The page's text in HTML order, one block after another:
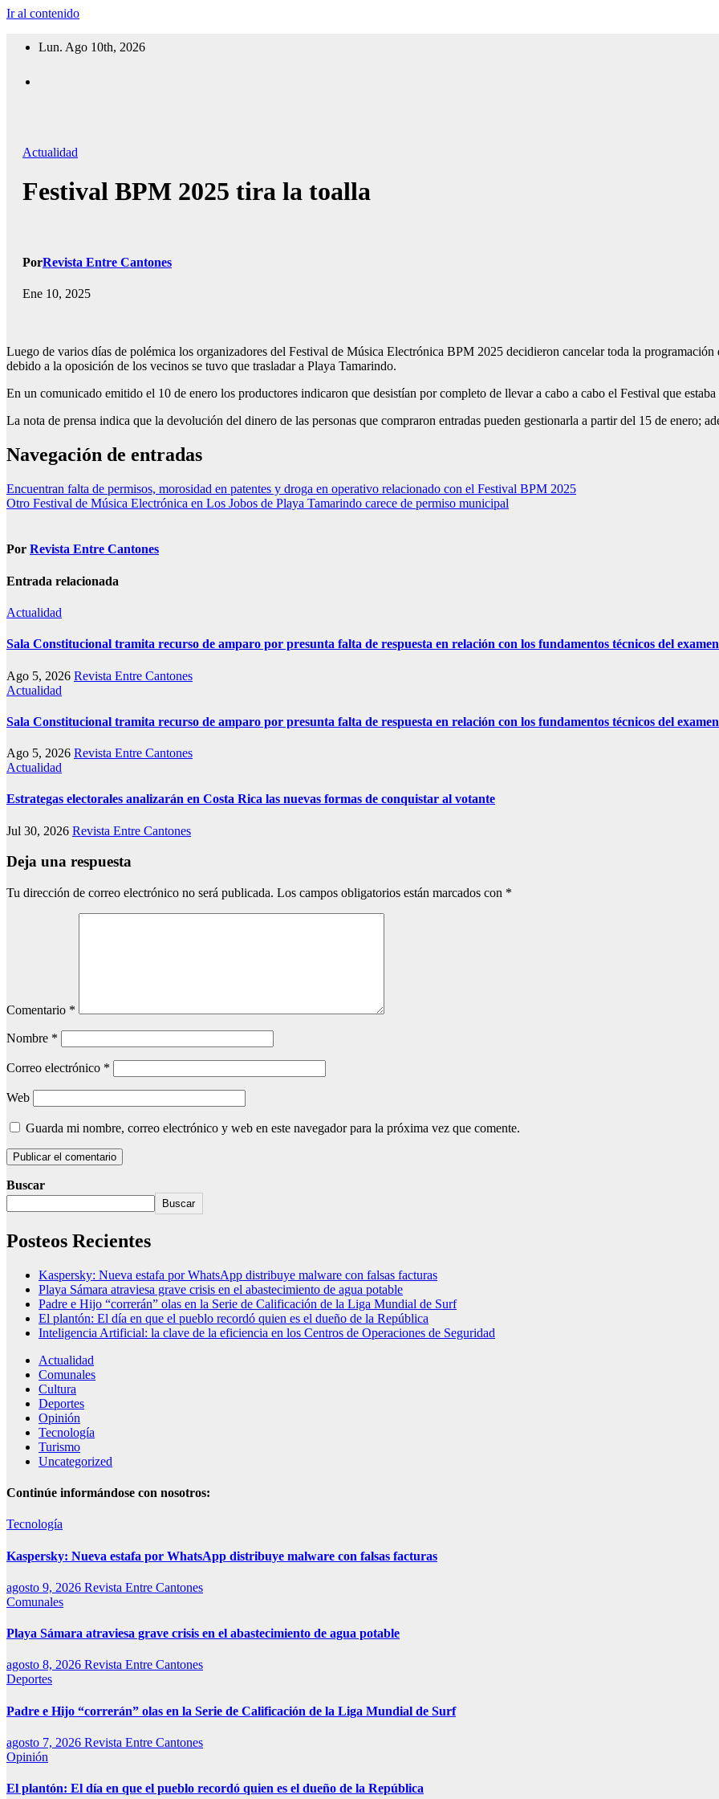
Ir al contenido
Lun. Ago 10th, 2026
Actualidad
Festival BPM 2025 tira la toalla
PorRevista Entre Cantones
Ene 10, 2025
Luego de varios días de polémica los organizadores del Festival de Música Electrónica BPM 2025 decidieron cancelar toda la
debido a la oposición de los vecinos se tuvo que trasladar a Playa Tamarindo.
En un comunicado emitido el 10 de enero los productores indicaron que desistían por completo de llevar a cabo a cabo el Festival que
La nota de prensa indica que la devolución del dinero de las personas que compraron entradas pueden gestionarla a partir del 15 de enero;
Navegación de entradas
Encuentran falta de permisos, morosidad en patentes y droga en operativo relacionado con el Festival BPM 2025
Otro Festival de Música Electrónica en Los Jobos de Playa Tamarindo carece de permiso municipal
Por Revista Entre Cantones
Entrada relacionada
Actualidad
Sala Constitucional tramita recurso de amparo por presunta falta de respuesta en relación con los fundamentos técnicos del
Ago 5, 2026 Revista Entre Cantones
Actualidad
Sala Constitucional tramita recurso de amparo por presunta falta de respuesta en relación con los fundamentos técnicos del
Ago 5, 2026 Revista Entre Cantones
Actualidad
Estrategas electorales analizarán en Costa Rica las nuevas formas de conquistar al votante
Jul 30, 2026 Revista Entre Cantones
Deja una respuesta
Tu dirección de correo electrónico no será publicada. Los campos obligatorios están marcados con *
Comentario *
Nombre *
Correo electrónico *
Web
Guarda mi nombre, correo electrónico y web en este navegador para la próxima vez que comente.
Buscar
Buscar
Posteos Recientes
Kaspersky: Nueva estafa por WhatsApp distribuye malware con falsas facturas
Playa Sámara atraviesa grave crisis en el abastecimiento de agua potable
Padre e Hijo “correrán” olas en la Serie de Calificación de la Liga Mundial de Surf
El plantón: El día en que el pueblo recordó quien es el dueño de la República
Inteligencia Artificial: la clave de la eficiencia en los Centros de Operaciones de Seguridad
Actualidad
Comunales
Cultura
Deportes
Opinión
Tecnología
Turismo
Uncategorized
Continúe informándose con nosotros:
Tecnología
Kaspersky: Nueva estafa por WhatsApp distribuye malware con falsas facturas
agosto 9, 2026 Revista Entre Cantones
Comunales
Playa Sámara atraviesa grave crisis en el abastecimiento de agua potable
agosto 8, 2026 Revista Entre Cantones
Deportes
Padre e Hijo “correrán” olas en la Serie de Calificación de la Liga Mundial de Surf
agosto 7, 2026 Revista Entre Cantones
Opinión
El plantón: El día en que el pueblo recordó quien es el dueño de la República